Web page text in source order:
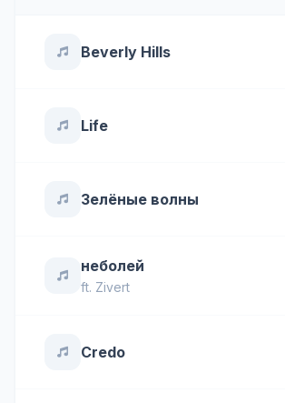
Beverly Hills
Life
Зелёные волны
неболей
ft. Zivert
Credo